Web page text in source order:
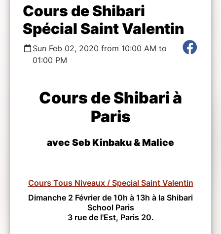
Cours de Shibari
Spécial Saint Valentin
Sun Feb 02, 2020 from 10:00 AM to
01:00 PM
Cours de Shibari à
Paris
avec Seb Kinbaku & Malice
Cours Tous Niveaux / Special Saint Valentin
Dimanche 2 Février de 10h à 13h à la Shibari
School Paris
3 rue de l'Est, Paris 20.